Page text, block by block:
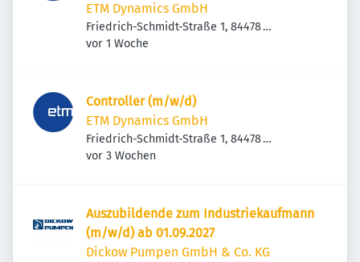
ETM Dynamics GmbH
Friedrich-Schmidt-Straße 1, 84478
Waldkraiburg, Deutschland
Veröffentlicht
vor 1 Woche
Controller (m/w/d)
ETM Dynamics GmbH
Friedrich-Schmidt-Straße 1, 84478
Waldkraiburg, Deutschland
Veröffentlicht
vor 3 Wochen
Auszubildende zum Industriekaufmann
(m/w/d) ab 01.09.2027
Dickow Pumpen GmbH & Co. KG